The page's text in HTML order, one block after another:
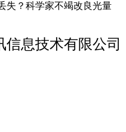
失？科学家不竭改良光量
信息技术有限公司